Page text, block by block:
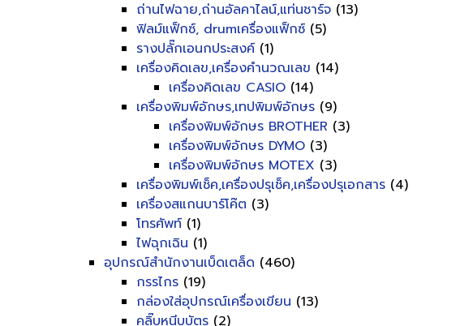
ถ่านไฟฉาย,ถ่านอัลคาไลน์,แท่นชาร์จ (13)
ฟิลม์แฟ็กซ์, drumเครื่องแฟ็กซ์ (5)
รางปลั๊กเอนกประสงค์ (1)
เครื่องคิดเลข,เครื่องคำนวณเลข (14)
เครื่องคิดเลข CASIO (14)
เครื่องพิมพ์อักษร,เทปพิมพ์อักษร (9)
เครื่องพิมพ์อักษร BROTHER (3)
เครื่องพิมพ์อักษร DYMO (3)
เครื่องพิมพ์อักษร MOTEX (3)
เครื่องพิมพ์เช็ค,เครื่องปรุเช็ค,เครื่องปรุเอกสาร (4)
เครื่องสแกนบาร์โค๊ต (3)
โทรศัพท์ (1)
ไฟฉุกเฉิน (1)
อุปกรณ์สำนักงานเบ็ดเตล็ด (460)
กรรไกร (19)
กล่องใส่อุปกรณ์เครื่องเขียน (13)
คลิ๊บหนีบบัตร (2)